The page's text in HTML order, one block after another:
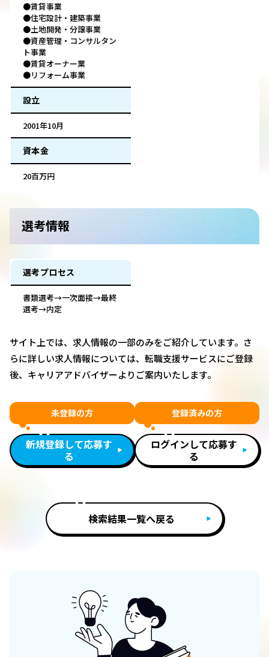
●賃貸事業
●住宅設計・建築事業
●土地開発・分譲事業
●資産管理・コンサルタン
ト事業
●賃貸オーナー業
●リフォーム事業
設立
2001年10月
資本金
20百万円
選考情報
選考プロセス
書類選考→一次面接→最終
選考→内定
サイト上では、求人情報の一部のみをご紹介しています。さ
らに詳しい求人情報については、転職支援サービスにご登録
後、キャリアアドバイザーよりご案内いたします。
未登録の方
新規登録して応募す
る
登録済みの方
ログインして応募す
る
検索結果一覧へ戻る